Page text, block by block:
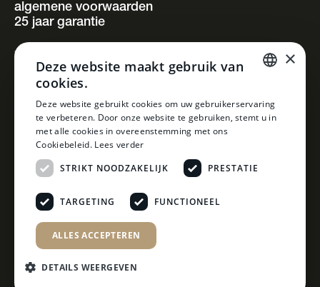
algemene voorwaarden
25 jaar garantie
volg ons
instagram
facebook
linkedin
DUTCH
×
Deze website maakt gebruik van
cookies.
Deze website gebruikt cookies om uw gebruikerservaring
te verbeteren. Door onze website te gebruiken, stemt u in
met alle cookies in overeenstemming met ons
Cookiebeleid. Lees verder
STRIKT NOODZAKELIJK
PRESTATIE
TARGETING FUNCTIONEEL
ALLES ACCEPTEREN
DETAILS WEERGEVEN